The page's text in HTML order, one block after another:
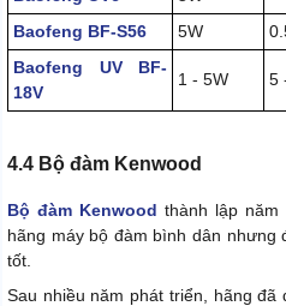
Baofeng BF-S56
5W
Baofeng UV BF-
18V
1 - 5W 5
4.4 Bộ đàm Kenwood
Bộ đàm Kenwood thành lập năm
hãng máy bộ đàm bình dân nhưng
tốt.
Sau nhiều năm phát triển, hãng